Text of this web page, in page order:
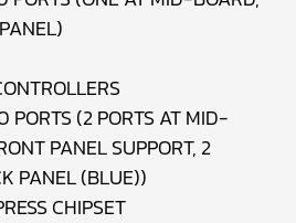
(2 PORTS AT MID-
PANEL SUPPORT, 2
PANEL (BLUE))
CHIPSET